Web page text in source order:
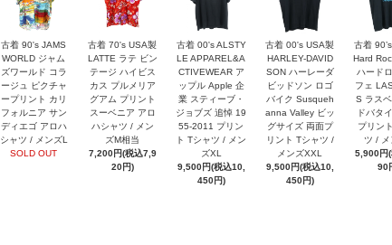
古着 90's JAMS
WORLD ジャム
ズワールド コラ
ージュ ピクチャ
ープリント カリ
フォルニア サン
ディエゴ アロハ
シャツ / メンズL
SOLD OUT
古着 70's USA製
LATTE ラテ ビン
テージ ハイビス
カス プルメリア
グアム プリント
スーベニア アロ
ハシャツ / メン
ズM相当
7,200円(税込7,9
20円)
古着 00's ALSTY
LE APPAREL&A
CTIVEWEAR ア
ップル Apple 企
業 スティーブ・
ジョブズ 追悼 19
55-2011 プリン
ト Tシャツ / メン
ズXL
9,500円(税込10,
450円)
古着 00's USA製
HARLEY-DAVID
SON ハーレーダ
ビッドソン ロゴ
バイク Susqueh
anna Valley ビッ
グサイズ 両面プ
リント Tシャツ /
メンズXXL
9,500円(税込10,
450円)
古着
Hard
ハード
フェ
S ラス
ドバタ
プリン
ツ / メ
5,900円
90